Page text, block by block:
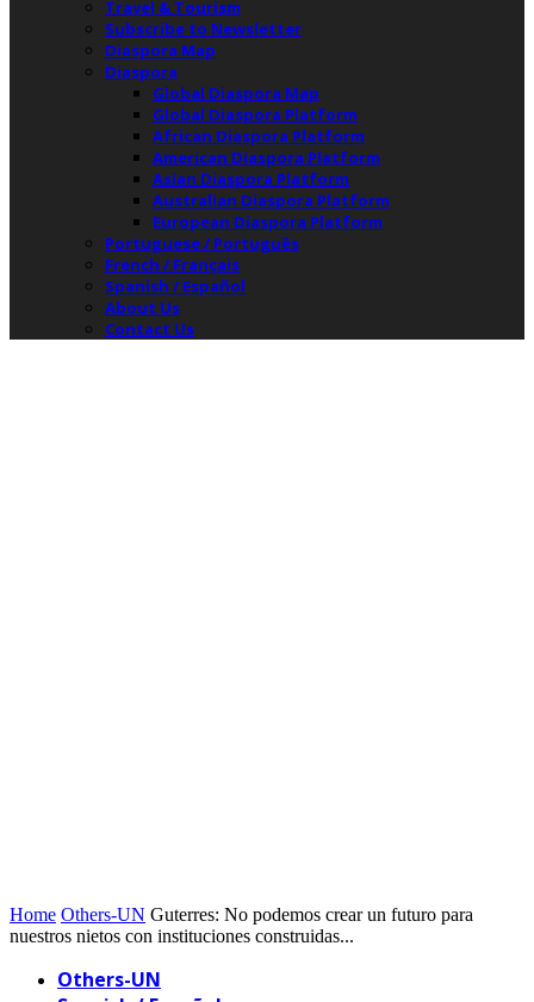
Travel & Tourism
Subscribe to Newsletter
Diaspora Map
Diaspora
Global Diaspora Map
Global Diaspora Platform
African Diaspora Platform
American Diaspora Platform
Asian Diaspora Platform
Australian Diaspora Platform
European Diaspora Platform
Portuguese / Português
French / Français
Spanish / Español
About Us
Contact Us
Home Others-UN Guterres: No podemos crear un futuro para
nuestros nietos con instituciones construidas...
Others-UN